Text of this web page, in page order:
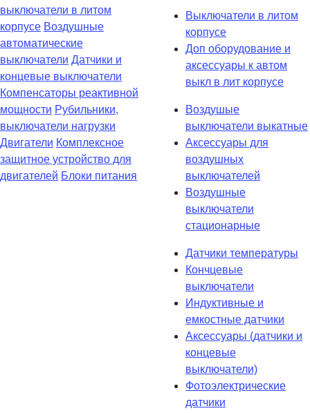
выключатели в литом
корпусе Воздушные
автоматические
выключатели Датчики и
концевые выключатели
Компенсаторы реактивной
мощности Рубильники,
выключатели нагрузки
Двигатели Комплексное
защитное устройство для
двигателей Блоки питания
Выключатели в литом
корпусе
Доп оборудование и
аксессуары к автом
выкл в лит корпусе
Воздушые
выключатели выкатные
Аксессуары для
воздушных
выключателей
Воздушные
выключатели
стационарные
Датчики температуры
Кончцевые
выключатели
Индуктивные и
емкостные датчики
Аксессуары (датчики и
концевые
выключатели)
Фотоэлектрические
датчики